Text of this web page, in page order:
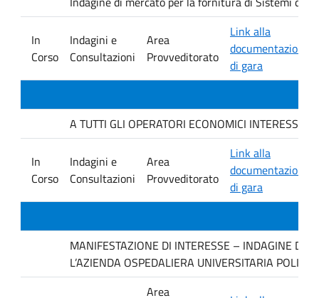
In
Corso
Indagini e
Consultazioni
Area
Provveditorato
Link alla
documentazione
di gara
A TUTTI GLI OPERATORI ECONOMICI
In
Corso
Indagini e
Consultazioni
Area
Provveditorato
Link alla
documentazione
di gara
MANIFESTAZIONE DI INTERESSE – INDAGINE DI
L’AZIENDA OSPEDALIERA UNIVERSITARIA
Area